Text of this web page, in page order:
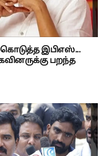
கொடுத்த இபிஎஸ்...
பறந்த